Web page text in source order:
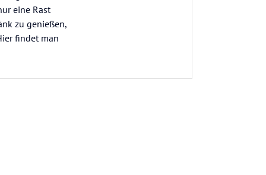
eine Rast
zu genießen,
findet man